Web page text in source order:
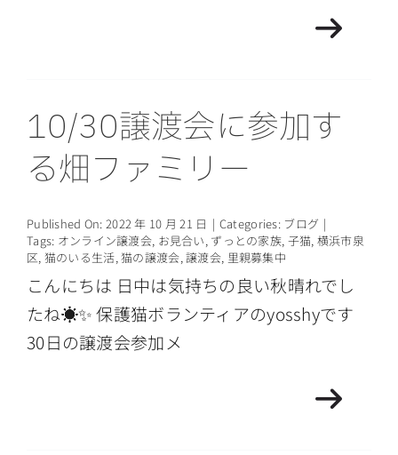
10/30譲渡会に参加す
る畑ファミリー
Published On: 2022 年 10 月 21 日 | Categories: ブログ |
Tags: オンライン譲渡会, お見合い, ずっとの家族, 子猫, 横浜市泉
区, 猫のいる生活,猫の譲渡会,譲渡会, 里親募集中
こんにちは 日中は気持ちの良い秋晴れでし
たね☀️✨ 保護猫ボランティアのyosshyです
30日の譲渡会参加メ